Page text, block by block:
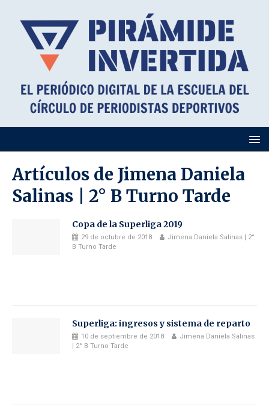
Artículos de Jimena Daniela
Salinas | 2° B Turno Tarde
Copa de la Superliga 2019
29 de octubre de 2018
Jimena Daniela Salinas | 2°
B Turno Tarde
Superliga: ingresos y sistema de reparto
10 de septiembre de 2018
Jimena Daniela Salinas
| 2° B Turno Tarde